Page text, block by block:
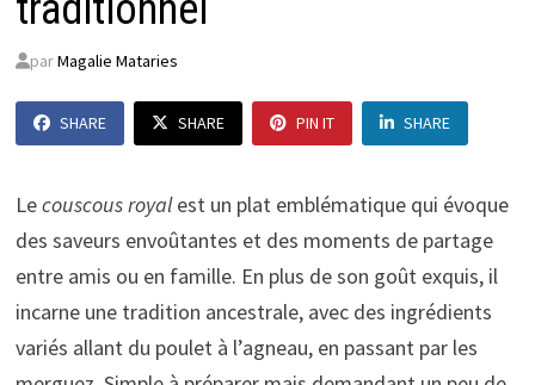
parMagalie Mataries
SHARE SHARE PIN IT SHARE
Lecouscous royalest un plat emblématique qui évoque
des saveurs envoûtantes et des moments de partage
entre amis ou en famille. En plus de son goût exquis, il
incarne une tradition ancestrale, avec des ingrédients
variés allant du poulet à l’agneau, en passant par les